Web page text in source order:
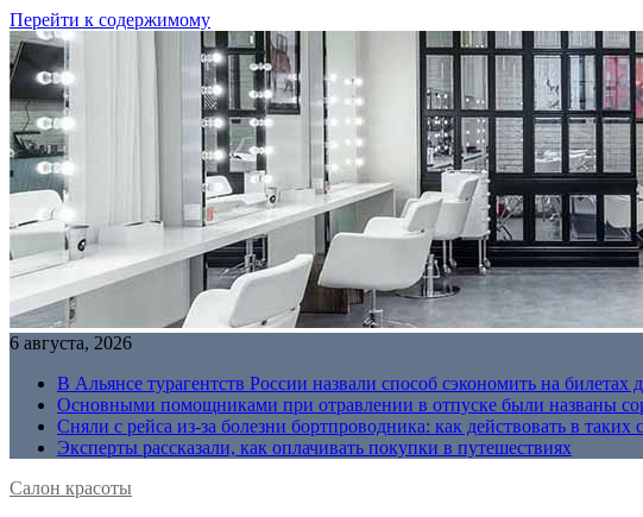
Перейти к содержимому
6 августа, 2026
В Альянсе турагентств России назвали способ сэкономить на билетах
Основными помощниками при отравлении в отпуске были названы
Сняли с рейса из-за болезни бортпроводника: как действовать в таких
Эксперты рассказали, как оплачивать покупки в путешествиях
Салон красоты